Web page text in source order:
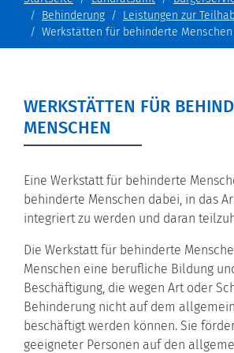
Behinderung
Leistungen zur
Werkstätten für behinderte Menschen
WERKSTÄTTEN FÜR
MENSCHEN
Eine Werkstatt für behinderte
behinderte Menschen dabei, in das
integriert zu werden und daran
Die Werkstatt für behinderte
Menschen eine berufliche Bildung
Beschäftigung, die wegen Art oder
Behinderung nicht auf dem
beschäftigt werden können. Sie
geeigneter Personen auf den